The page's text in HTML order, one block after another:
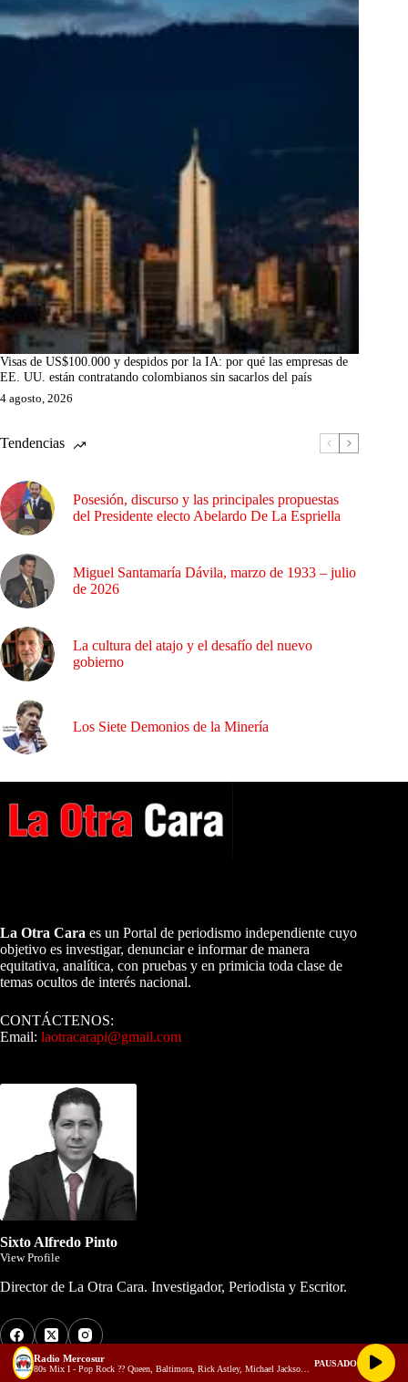
Visas de US$100.000 y despidos por la IA: por qué las empresas de
EE. UU. están contratando colombianos sin sacarlos del país
4 agosto, 2026
Tendencias
Posesión, discurso y las principales propuestas
del Presidente electo Abelardo De La Espriella
Miguel Santamaría Dávila, marzo de 1933 – julio
de 2026
La cultura del atajo y el desafío del nuevo
gobierno
Los Siete Demonios de la Minería
La Otra Cara es un Portal de periodismo independiente cuyo
objetivo es investigar, denunciar e informar de manera
equitativa, analítica, con pruebas y en primicia toda clase de
temas ocultos de interés nacional.
CONTÁCTENOS:
Email: laotracarapi@gmail.com
Sixto Alfredo Pinto
View Profile
Director de La Otra Cara. Investigador, Periodista y Escritor.
Los Más Comentados
Radio Mercosur PAUSADO